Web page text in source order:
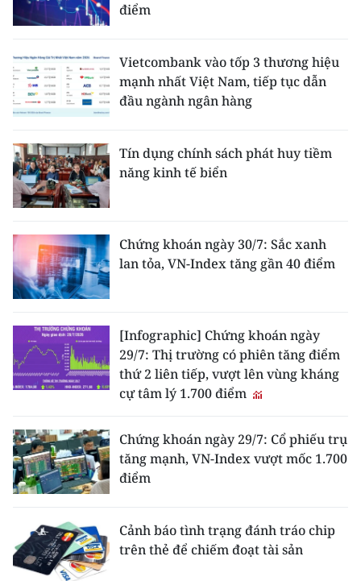
điểm
Vietcombank vào tốp 3 thương hiệu
mạnh nhất Việt Nam, tiếp tục dẫn
đầu ngành ngân hàng
Tín dụng chính sách phát huy tiềm
năng kinh tế biển
Chứng khoán ngày 30/7: Sắc xanh
lan tỏa, VN-Index tăng gần 40 điểm
[Infographic] Chứng khoán ngày
29/7: Thị trường có phiên tăng điểm
thứ 2 liên tiếp, vượt lên vùng kháng
cự tâm lý 1.700 điểm
Chứng khoán ngày 29/7: Cổ phiếu trụ
tăng mạnh, VN-Index vượt mốc 1.700
điểm
Cảnh báo tình trạng đánh tráo chip
trên thẻ để chiếm đoạt tài sản